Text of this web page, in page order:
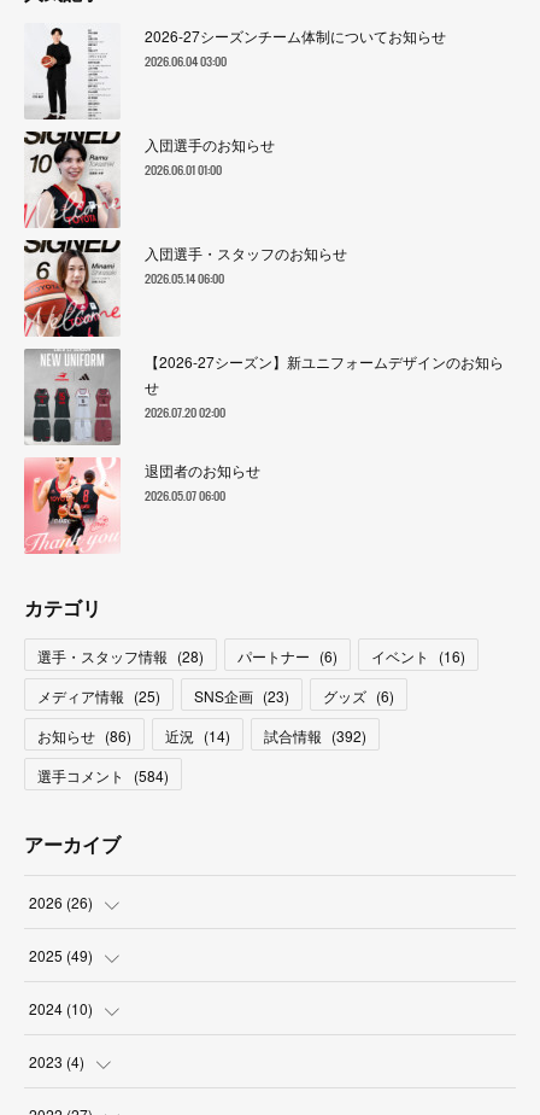
2026-27シーズンチーム体制についてお知らせ
2026.06.04 03:00
入団選手のお知らせ
2026.06.01 01:00
入団選手・スタッフのお知らせ
2026.05.14 06:00
【2026-27シーズン】新ユニフォームデザインのお知ら
せ
2026.07.20 02:00
退団者のお知らせ
2026.05.07 06:00
カテゴリ
選手・スタッフ情報 (28) パートナー (6) イベント (16)
メディア情報 (25) SNS企画 (23) グッズ (6)
お知らせ (86) 近況 (14) 試合情報 (392)
選手コメント
(584)
アーカイブ
2026 (26)
(2
(2
(
(3
2025 (49)
(6
( 10
(8
2024 (10)
( )
(2
2023 (4)